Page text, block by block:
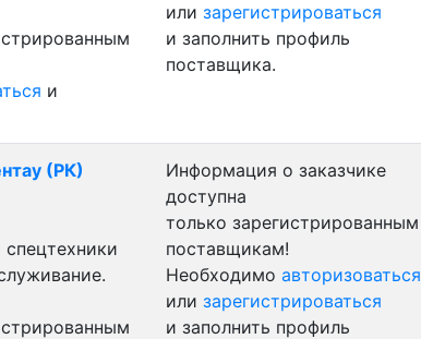
и
или зарегистрироваться
и заполнить профиль
поставщика.
(РК)
Информация о заказчике
доступна
только зарегистрированным
поставщикам!
Необходимо авторизоваться
или зарегистрироваться
и заполнить профиль